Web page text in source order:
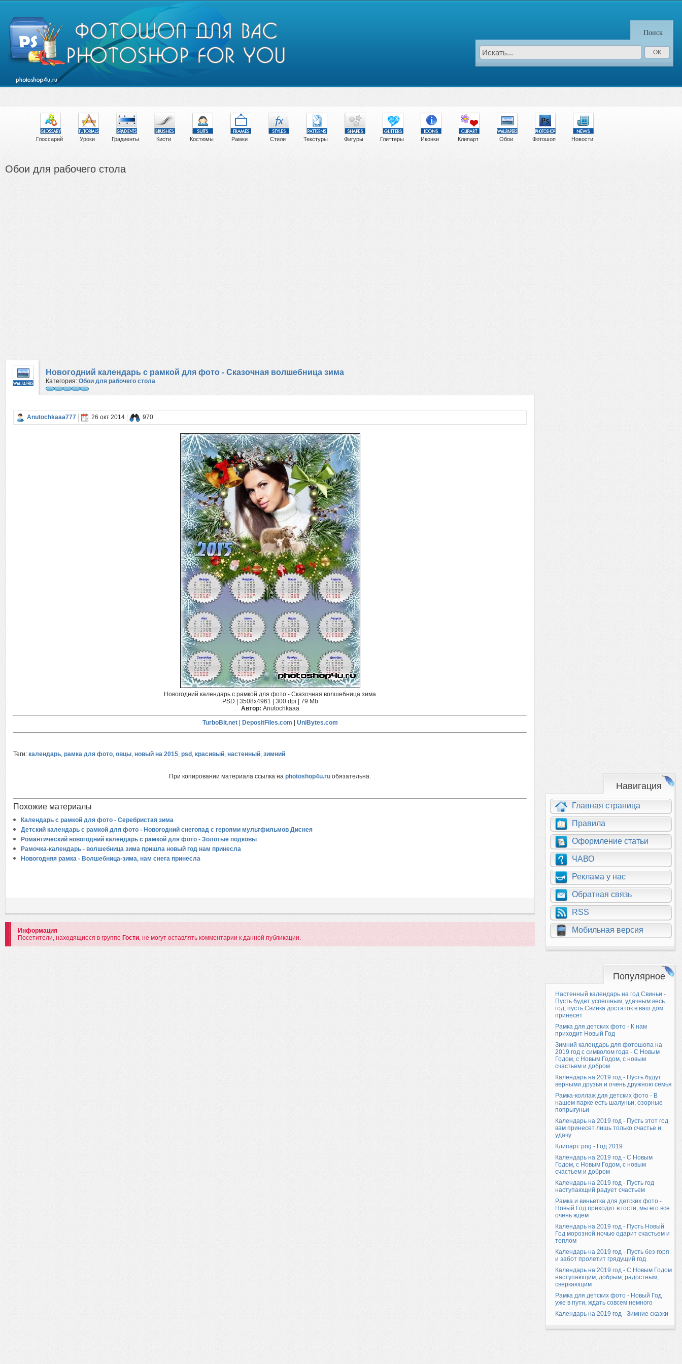
Глоссарий Уроки Градиенты Кисти Костюмы Рамки Стили Текстуры Фигуры Глиттеры Иконки Клипарт Обои Фотошоп Новости
Поиск
Обои для рабочего стола
Новогодний календарь с рамкой для фото - Сказочная волшебница зима
Категория: Обои для рабочего стола
Anutochkaaa777 26 окт 2014 970
Новогодний календарь с рамкой для фото - Сказочная волшебница зима
PSD | 3508х4961 | 300 dpi | 79 Mb
Автор: Anutochkaaa
TurboBit.net| DepositFiles.com UniBytes.com
Теги: календарь, рамка для фото, овцы, новый на 2015, psd , красивый, настенный, зимний
При копировании материала ссылка на photoshop4u.ru обязательна.
Похожие материалы
Календарь с рамкой для фото - Серебристая зима
Детский календарь с рамкой для фото - Новогодний снегопад с героями мультфильмов Диснея
Романтический новогодний календарь с рамкой для фото - Золотые подковы
Рамочка-календарь - волшебница зима пришла новый год нам принесла
Новогодняя рамка - Волшебница-зима, нам снега принесла
Информация
Посетители, находящиеся в группе Гости, не могут оставлять комментарии к данной публикации.
Навигация
Главная страница
Правила
Оформление статьи
ЧАВО
Реклама у нас
Обратная связь
RSS
Мобильная версия
Популярное
Настенный календарь на год Свиньи -
Пусть будет успешным, удачным весь
год, пусть Свинка достаток в ваш дом
принесет
Рамка для детских фото - К нам
приходит Новый Год
Зимний календарь для фотошопа на
2019 год с символом года - С Новым
Годом, с Новым Годом, с новым
счастьем и добром
Календарь на 2019 год - Пусть будут
верными друзья и очень дружною семья
Рамка-коллаж для детских фото - В
нашем парке есть шалуньи, озорные
попрыгуньи
Календарь на 2019 год - Пусть этот год
вам принесет лишь только счастье и
удачу
Клипарт png - Год 2019
Календарь на 2019 год - С Новым
Годом, с Новым Годом, с новым
счастьем и добром
Календарь на 2019 год - Пусть год
наступающий радует счастьем
Рамка и виньетка для детских фото -
Новый Год приходит в гости, мы его все
очень ждем
Календарь на 2019 год - Пусть Новый
Год морозной ночью одарит счастьем и
теплом
Календарь на 2019 год - Пусть без горя
и забот пролетит грядущий год
Календарь на 2019 год - С Новым Годом
наступающим, добрым, радостным,
сверкающим
Рамка для детских фото - Новый Год
уже в пути, ждать совсем немного
Календарь на 2019 год - Зимние сказки